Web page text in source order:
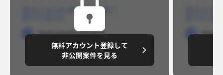
ポジションB
勤務地勤務地勤務地
～8,888,8888円/月
無料アカウント登録して
非公開案件を見る
勤務地